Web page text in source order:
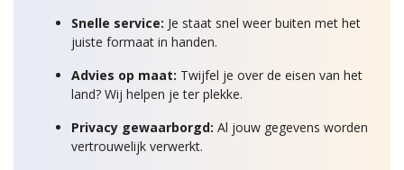
Snelle service: Je staat snel weer buiten met het
juiste formaat in handen.
Advies op maat: Twijfel je over de eisen van het
land? Wij helpen je ter plekke.
Privacy gewaarborgd: Al jouw gegevens worden
vertrouwelijk verwerkt.